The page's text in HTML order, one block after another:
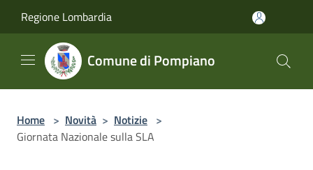
Regione Lombardia
Comune di Pompiano
Home > Novità > Notizie >
Giornata Nazionale sulla SLA